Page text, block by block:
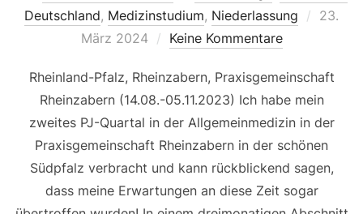
Deutschland, Medizinstudium, Niederlassung
23.
März 2024
Keine Kommentare
Rheinland-Pfalz, Rheinzabern, Praxisgemeinschaft
Rheinzabern (14.08.-05.11.2023) Ich habe mein
zweites PJ-Quartal in der Allgemeinmedizin in der
Praxisgemeinschaft Rheinzabern in der schönen
Südpfalz verbracht und kann rückblickend sagen,
dass meine Erwartungen an diese Zeit sogar